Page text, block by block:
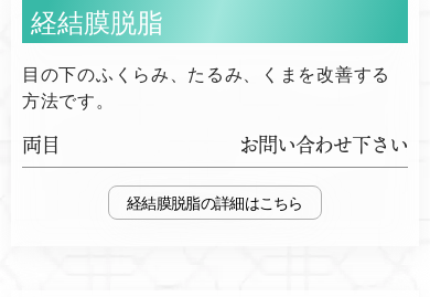
経結膜脱脂
目の下のふくらみ、たるみ、くまを改善する
方法です。
両目 お問い合わせ下さい
経結膜脱脂